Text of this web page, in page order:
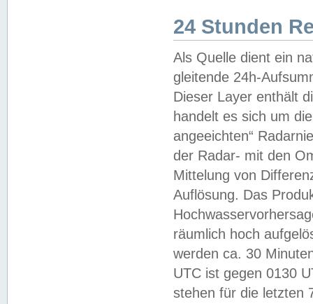
24 Stunden
Als Quelle dient ein
gleitende 24h-
Dieser Layer enthält
handelt es sich um
angeeichten“
der Radar- mit den
Mittelung von
Auflösung. Das
räumlich hoch
werden ca. 30
UTC ist gegen 0130
stehen für die letzten